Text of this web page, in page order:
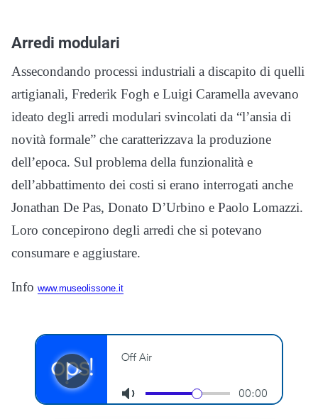
Arredi modulari
Assecondando processi industriali a discapito di quelli
artigianali, Frederik Fogh e Luigi Caramella avevano
ideato degli arredi modulari svincolati da “l’ansia di
novità formale” che caratterizzava la produzione
dell’epoca. Sul problema della funzionalità e
dell’abbattimento dei costi si erano interrogati anche
Jonathan De Pas, Donato D’Urbino e Paolo Lomazzi.
Loro concepirono degli arredi che si potevano
consumare e aggiustare.
Info www.museolissone.it